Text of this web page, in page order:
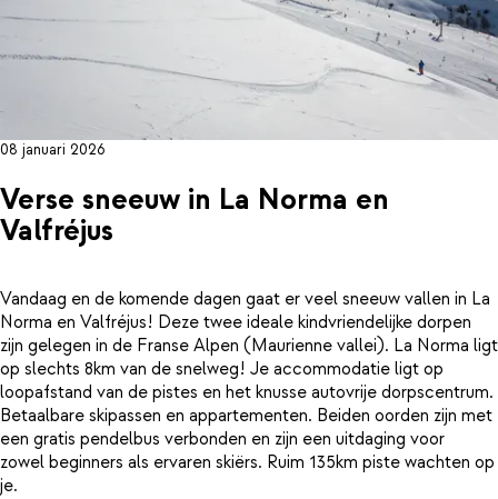
08 januari 2026
Verse sneeuw in La Norma en
Valfréjus
Vandaag en de komende dagen gaat er veel sneeuw vallen in La
Norma en Valfréjus! Deze twee ideale kindvriendelijke dorpen
zijn gelegen in de Franse Alpen (Maurienne vallei). La Norma ligt
op slechts 8km van de snelweg! Je accommodatie ligt op
loopafstand van de pistes en het knusse autovrije dorpscentrum.
Betaalbare skipassen en appartementen. Beiden oorden zijn met
een gratis pendelbus verbonden en zijn een uitdaging voor
zowel beginners als ervaren skiërs. Ruim 135km piste wachten op
je.